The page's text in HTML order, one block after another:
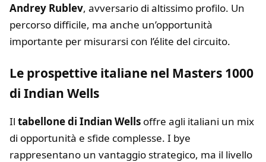
Andrey Rublev, avversario di altissimo profilo. Un
percorso difficile, ma anche un’opportunità
importante per misurarsi con l’élite del circuito.
Le prospettive italiane nel Masters 1000
di Indian Wells
Il tabellone di Indian Wells offre agli italiani un mix
di opportunità e sfide complesse. I bye
rappresentano un vantaggio strategico, ma il livello